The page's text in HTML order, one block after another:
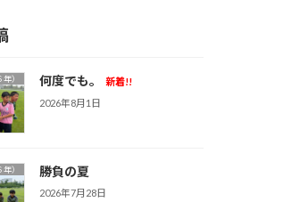
） 何度でも。
新着!!
2026年8月1日
） 勝負の夏
2026年7月28日